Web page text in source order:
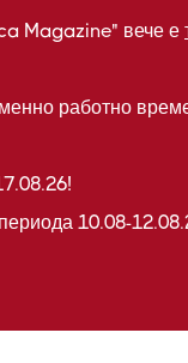
Magazine" вече е
работно
10.08-